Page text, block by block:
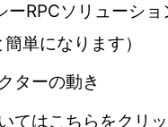
RPCソリューシ
単になります）
ターの動き
てはこちら をクリ